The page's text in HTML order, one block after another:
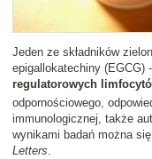
Jeden ze składników
epigallokatechiny (EGCG) -
regulatorowych
odpornościowego,
immunologicznej, także
wynikami badań można
Letters.